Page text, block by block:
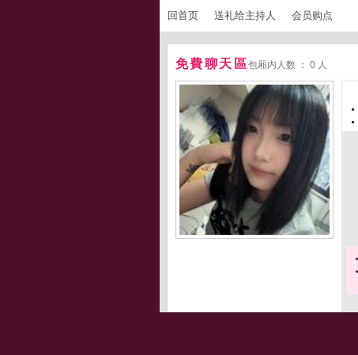
回首页 送礼给主持人 会员购点
免費聊天區包厢内人数 ： 0 人